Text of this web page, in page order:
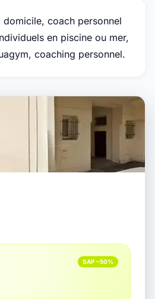
domicile, coach personnel
en piscine ou mer,
coaching personnel.
SAP −50%